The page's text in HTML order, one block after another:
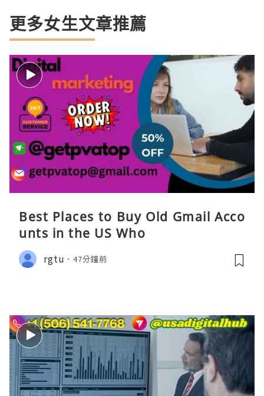
更多女生文章推薦
Best Places to Buy Old Gmail Acco
unts in the US Who
rgtu 47分鐘前